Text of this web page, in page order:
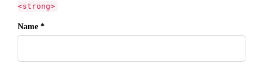
<strong>
Name *